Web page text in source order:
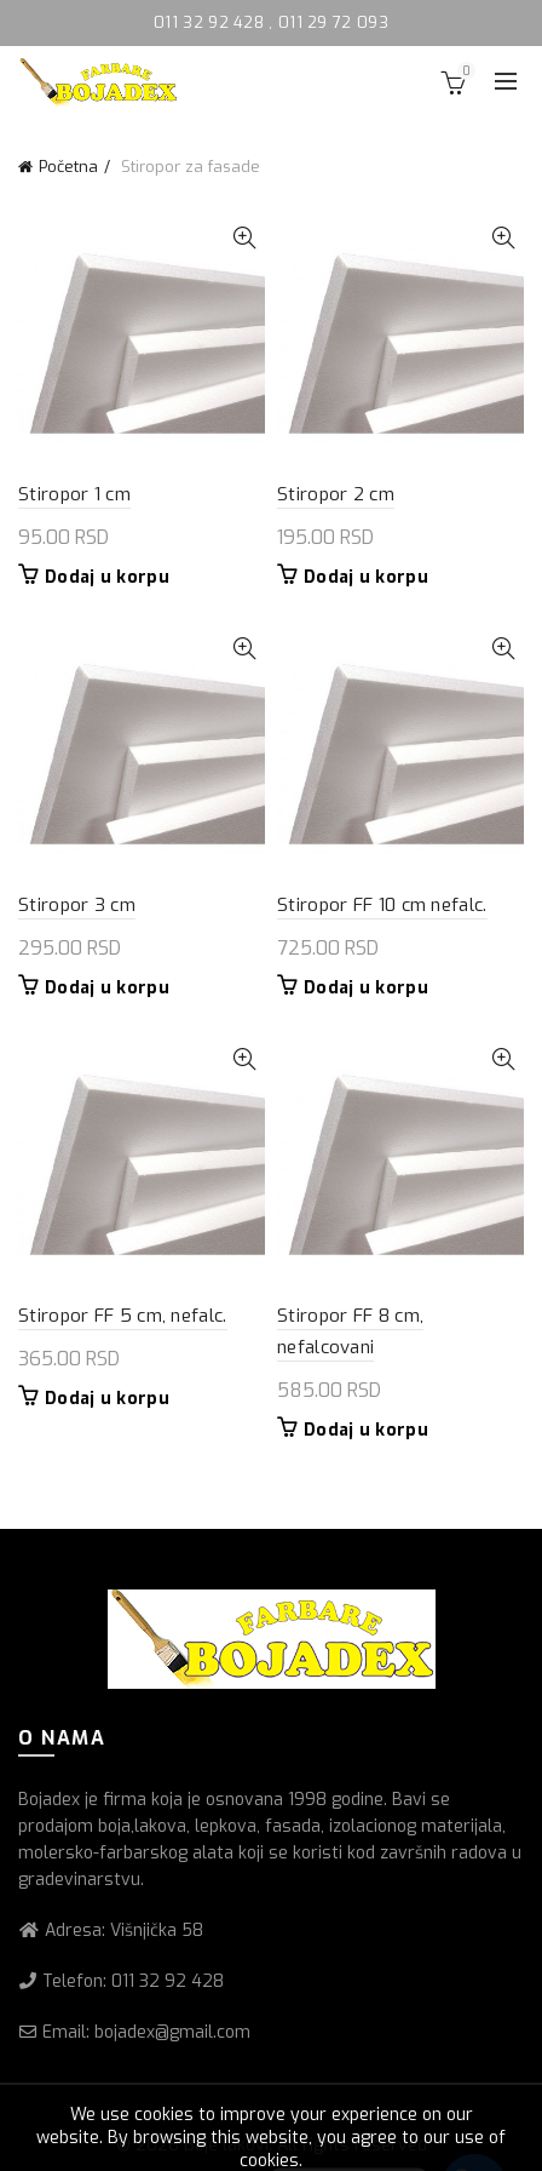
011 32 92 428 , 011 29 72 093
0
Početna Stiropor za fasade
Stiropor 1 cm
95.00 RSD
Dodaj u korpu
Stiropor 2 cm
195.00 RSD
Dodaj u korpu
Stiropor 3 cm
295.00 RSD
Dodaj u korpu
Stiropor FF 10 cm nefalc.
725.00 RSD
Dodaj u korpu
Stiropor FF 5 cm, nefalc.
365.00 RSD
Dodaj u korpu
Stiropor FF 8 cm,
nefalcovani
585.00 RSD
Dodaj u korpu
O NAMA
Bojadex je firma koja je osnovana 1998 godine. Bavi se
prodajom boja,lakova, lepkova, fasada, izolacionog materijala,
molersko-farbarskog alata koji se koristi kod završnih radova u
gradevinarstvu.
Adresa: Višnjička 58
Telefon: 011 32 92 428
Email: bojadex@gmail.com
© 2026Boje lakovi. All rights reserved
We use cookies to improve your experience on our
website. By browsing this website, you agree to our use of
cookies.